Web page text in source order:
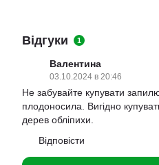
Відгуки 1
Валентина
03.10.2024 в 20:46
Не забувайте купувати
плодоносила. Вигідно
дерев обліпихи.
Відповісти